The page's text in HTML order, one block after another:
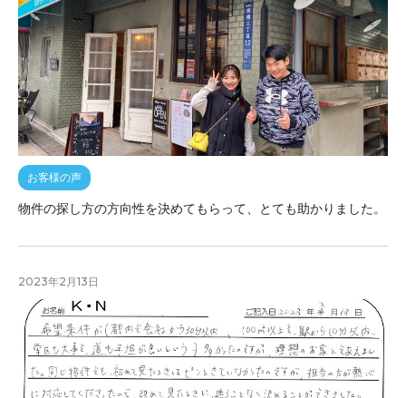
お客様の声
物件の探し方の方向性を決めてもらって、とても助かりました。
2023年2月13日